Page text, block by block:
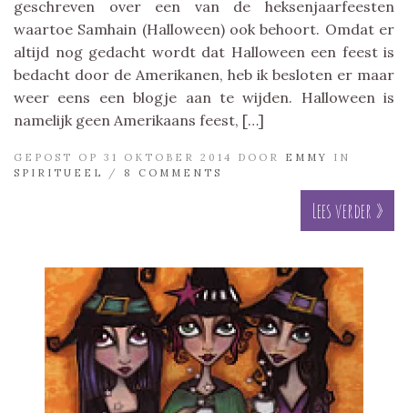
geschreven over een van de heksenjaarfeesten
waartoe Samhain (Halloween) ook behoort. Omdat er
altijd nog gedacht wordt dat Halloween een feest is
bedacht door de Amerikanen, heb ik besloten er maar
weer eens een blogje aan te wijden. Halloween is
namelijk geen Amerikaans feest, […]
GEPOST OP 31 OKTOBER 2014 DOOR EMMY
IN
SPIRITUEEL
/ 8 COMMENTS
Lees verder »